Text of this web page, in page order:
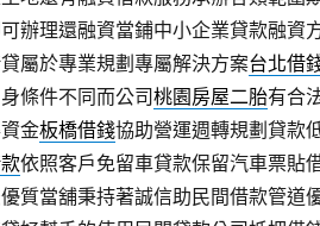
辦理還融資當鋪中小企業貸款融資
屬於專業規劃專屬解決方案台北借
條件不同而公司桃園房屋二胎有合
金板橋借錢協助營運週轉規劃貸款
依照客戶免留車貸款保留汽車票貼
質當舖秉持著誠信助民間借款管道